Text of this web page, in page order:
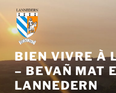
contenu
principal
BIEN VIVRE À
– BEVAÑ MAT E
LANNEDERN